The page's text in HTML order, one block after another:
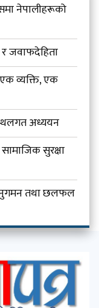
नेपालीहरूको
जवाफदेहिता
व्यक्ति, एक
अध्ययन
सुरक्षा
तथा छलफल